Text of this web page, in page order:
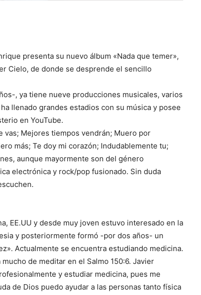
presenta su nuevo álbum «Nada que temer»,
Cielo, de donde se desprende el sencillo
, ya tiene nueve producciones musicales, varios
llenado grandes estadios con su música y posee
en YouTube.
vas; Mejores tiempos vendrán; Muero por
más; Te doy mi corazón; Indudablemente tu;
aunque mayormente son del género
electrónica y rock/pop fusionado. Sin duda
EE.UU y desde muy joven estuvo interesado en la
y posteriormente formó -por dos años- un
Actualmente se encuentra estudiando medicina.
de meditar en el Salmo 150:6. Javier
y estudiar medicina, pues me
de Dios puedo ayudar a las personas tanto física